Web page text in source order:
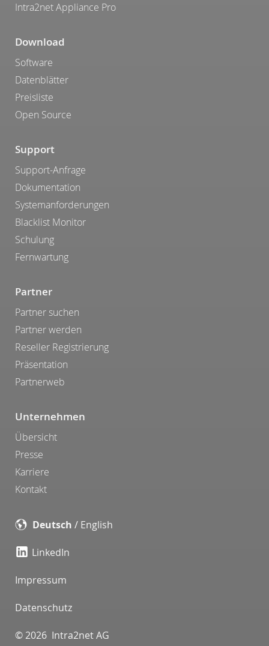
Intra2net Appliance Pro
Download
Software
Datenblätter
Preisliste
Open Source
Support
Support-Anfrage
Dokumentation
Systemanforderungen
Blacklist Monitor
Schulung
Fernwartung
Partner
Partner suchen
Partner werden
Reseller Registrierung
Präsentation
Partnerweb
Unternehmen
Übersicht
Presse
Karriere
Kontakt
Deutsch / English
LinkedIn
Impressum
Datenschutz
© 2026 Intra2net AG